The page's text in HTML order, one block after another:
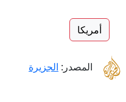
أمريكا
المصدر: الجزيرة